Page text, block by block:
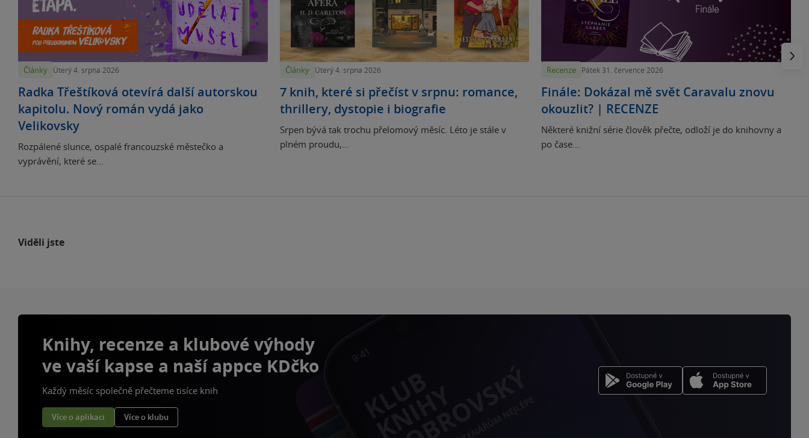
Články Úterý 4. srpna 2026
Radka Třeštíková otevírá další autorskou
kapitolu. Nový román vydá jako
Velikovsky
Rozpálené slunce, ospalé francouzské městečko a
vyprávění, které se...
Články Úterý 4. srpna 2026
7 knih, které si přečíst v srpnu: romance,
thrillery, dystopie i biografie
Srpen bývá tak trochu přelomový měsíc. Léto je stále v
plném proudu,...
Recenze Pátek 31. července 2026
Finále: Dokázal mě svět Caravalu znovu
okouzlit? | RECENZE
Některé knižní série člověk přečte, odloží je do knihovny a
po čase...
Viděli jste
Knihy, recenze a klubové výhody
ve vaší kapse a naší appce KDčko
Každý měsíc společně přečteme tisíce knih
Více o aplikaci Více o klubu